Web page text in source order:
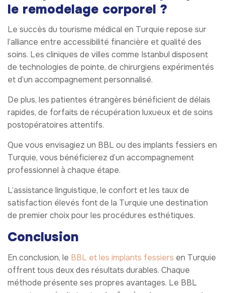
le remodelage corporel ?
Le succès du tourisme médical en Turquie repose sur
l’alliance entre accessibilité financière et qualité des
soins. Les cliniques de villes comme Istanbul disposent
de technologies de pointe, de chirurgiens expérimentés
et d’un accompagnement personnalisé.
De plus, les patientes étrangères bénéficient de délais
rapides, de forfaits de récupération luxueux et de soins
postopératoires attentifs.
Que vous envisagiez un BBL ou des implants fessiers en
Turquie, vous bénéficierez d’un accompagnement
professionnel à chaque étape.
L’assistance linguistique, le confort et les taux de
satisfaction élevés font de la Turquie une destination
de premier choix pour les procédures esthétiques.
Conclusion
En conclusion, le BBL et les implants fessiers en Turquie
offrent tous deux des résultats durables. Chaque
méthode présente ses propres avantages. Le BBL